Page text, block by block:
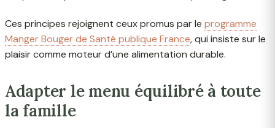
Ces principes rejoignent ceux promus par le programme
Manger Bouger de Santé publique France, qui insiste sur le
plaisir comme moteur d’une alimentation durable.
Adapter le menu équilibré à toute
la famille